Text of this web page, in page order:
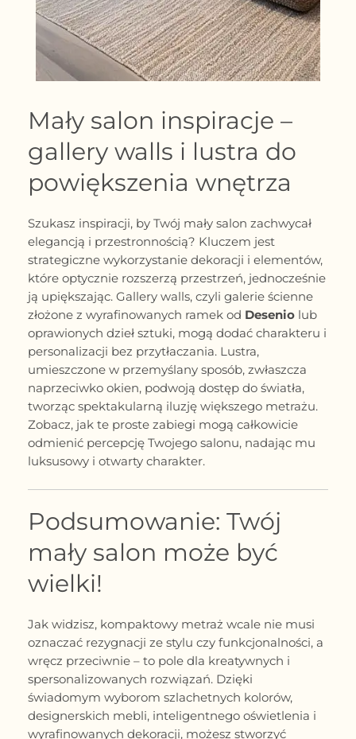
Mały salon inspiracje –
gallery walls i lustra do
powiększenia wnętrza
Szukasz inspiracji, by Twój mały salon zachwycał
elegancją i przestronnością? Kluczem jest
strategiczne wykorzystanie dekoracji i elementów,
które optycznie rozszerzą przestrzeń, jednocześnie
ją upiększając. Gallery walls, czyli galerie ścienne
złożone z wyrafinowanych ramek od Desenio lub
oprawionych dzieł sztuki, mogą dodać charakteru i
personalizacji bez przytłaczania. Lustra,
umieszczone w przemyślany sposób, zwłaszcza
naprzeciwko okien, podwoją dostęp do światła,
tworząc spektakularną iluzję większego metrażu.
Zobacz, jak te proste zabiegi mogą całkowicie
odmienić percepcję Twojego salonu, nadając mu
luksusowy i otwarty charakter.
Podsumowanie: Twój
mały salon może być
wielki!
Jak widzisz, kompaktowy metraż wcale nie musi
oznaczać rezygnacji ze stylu czy funkcjonalności, a
wręcz przeciwnie – to pole dla kreatywnych i
spersonalizowanych rozwiązań. Dzięki
świadomym wyborom szlachetnych kolorów,
designerskich mebli, inteligentnego oświetlenia i
wyrafinowanych dekoracji, możesz stworzyć